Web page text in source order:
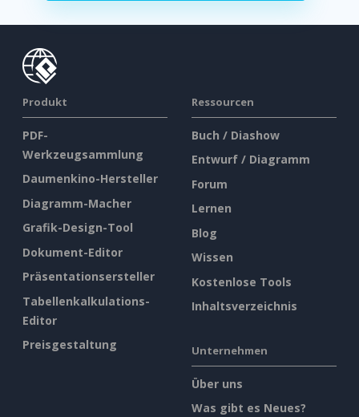
Produkt
PDF-
Werkzeugsammlung
Daumenkino-Hersteller
Diagramm-Macher
Grafik-Design-Tool
Dokument-Editor
Präsentationsersteller
Tabellenkalkulations-
Editor
Preisgestaltung
Ressourcen
Buch / Diashow
Entwurf / Diagramm
Forum
Lernen
Blog
Wissen
Kostenlose Tools
Inhaltsverzeichnis
Unternehmen
Über uns
Was gibt es Neues?